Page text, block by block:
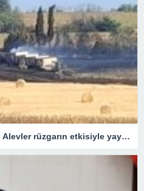
Lüleburgaz’da tarla yangını: Alevler rüzgarın etkisiyle yayıldı